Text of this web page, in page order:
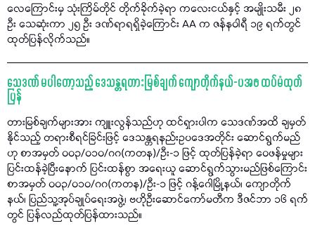
လေကြောင်းမှ သုံးကြိမ်တိုင် တိုက်ခိုက်ခဲ့ရာ ကလေးငယ်နှင့် အမျိုးသမီး ၂၈
ဦး သေဆုံးကာ ၂၅ ဦး ဒဏ်ရာရရှိခဲ့ကြောင်း AA က ဇန်နဝါရီ ၁၉ ရက်တွင်
ထုတ်ပြန်လိုက်သည်။
သေဒဏ် မပါတော့သည့် ဒေသန္တရတားမြစ်ချက် ကျောတိုက်နယ်-ပအဖ ထပ်မံထုတ်
ပြန်
တားမြစ်ချက်များအား ကျူးလွန်သည်ဟု ထင်ရှားပါက သေဒဏ်အထိ ချမှတ်
နိုင်သည့် တရားစီရင်ခြင်းဖြင့် ဒေသန္တရနည်းဥပဒေအတိုင်း ဆောင်ရွက်မည်
ဟု စာအမှတ် ၀၀၃/၀၁၀/ဂဂ(ကတန)/ဦး-၁ ဖြင့် ထုတ်ပြန်ခဲ့ရာ ဝေဖန်မှုများ
ပြင်းထန်ခဲ့ပြီးနောက် ပြင်းထန်စွာ အရေးယူ ဆောင်ရွက်သွားမည်ဖြစ်ကြောင်း
စာအမှတ် ၀၀၃/၀၁၀/ဂဂ(ကတန)/ဦး-၁ ဖြင့် ဂန့်ဂေါမြို့နယ်၊ ကျောတိုက်
နယ်၊ ပြည်သူ့အုပ်ချုပ်ရေးအဖွဲ့၊ ဗဟိုဦးဆောင်ကော်မတီက ဒီဇင်ဘာ ၁၆ ရက်
တွင် ပြန်လည်ထုတ်ပြန်ထားသည်။